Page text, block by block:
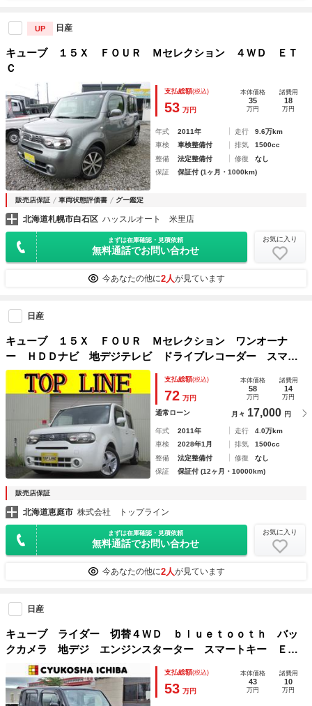
UP 日産
キューブ １５Ｘ ＦＯＵＲ Ｍセレクション ４ＷＤ ＥＴ
Ｃ
支払総額(税込)
53 万円
本体価格
35
万円
諸費用
18
万円
年式 2011年 走行
9.6万km
車検
車検整備付 排気
1500cc
整備
法定整備付 修復
なし
保証
保証付 (1ヶ月・1000km)
販売店保証 車両状態評価書 グー鑑定
北海道札幌市白石区 ハッスルオート 米里店
まずは在庫確認・見積依頼
無料通話でお問い合わせ
お気に入り
今あなたの他に2人が見ています
日産
キューブ １５Ｘ ＦＯＵＲ Ｍセレクション ワンオーナ
ー ＨＤＤナビ 地デジテレビ ドライブレコーダー スマー
トキー ＥＴＣ プッシュスタート 切替付４ＷＤ
支払総額(税込)
72 万円
本体価格
58
万円
諸費用
14
万円
通常ローン 月々 17,000 円
年式 2011年 走行
4.0万km
車検
2028年1月 排気
1500cc
整備
法定整備付 修復
なし
保証
保証付 (12ヶ月・10000km)
販売店保証
北海道恵庭市 株式会社 トップライン
まずは在庫確認・見積依頼
無料通話でお問い合わせ
お気に入り
今あなたの他に2人が見ています
日産
キューブ ライダー 切替４ＷＤ ｂｌｕｅｔｏｏｔｈ バッ
クカメラ 地デジ エンジンスターター スマートキー ＥＴ
Ｃ レベライザー エコモード
支払総額(税込)
53 万円
本体価格
43
万円
諸費用
10
万円